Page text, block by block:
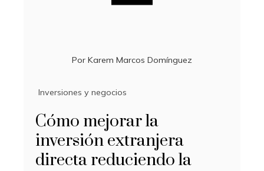
Por Karem Marcos Domínguez
Inversiones y negocios
Cómo mejorar la
inversión extranjera
directa reduciendo la